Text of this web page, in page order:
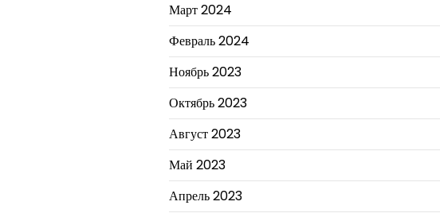
Март 2024
Февраль 2024
Ноябрь 2023
Октябрь 2023
Август 2023
Май 2023
Апрель 2023